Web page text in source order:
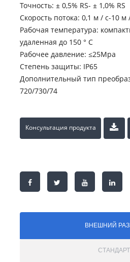
Точность: ± 0,5% RS- ± 1,0% RS
Скорость потока: 0,1 м / с-10 м
Рабочая температура:
удаленная до 150 ° C
Рабочее давление: ≤25Mpa
Степень защиты: IP65
Дополнительный тип
720/730/74
Консультация продукта
ВНЕШНИЙ
СТАНДАРТ